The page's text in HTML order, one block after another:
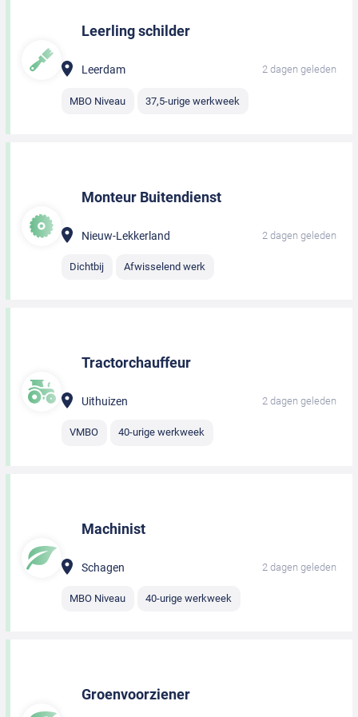
Leerling schilder
Leerdam 2 dagen geleden
MBO Niveau 37,5-urige werkweek
Monteur Buitendienst
Nieuw-Lekkerland 2 dagen geleden
Dichtbij Afwisselend werk
Tractorchauffeur
Uithuizen 2 dagen geleden
VMBO 40-urige werkweek
Machinist
Schagen 2 dagen geleden
MBO Niveau 40-urige werkweek
Groenvoorziener